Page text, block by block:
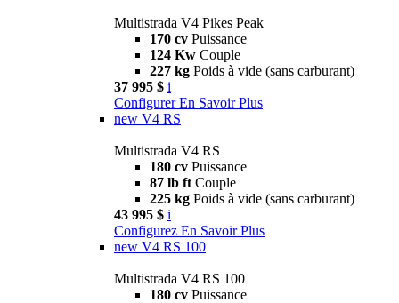
Multistrada V4 Pikes Peak
170 cv Puissance
124 Kw Couple
227 kg Poids à vide (sans carburant)
37 995 $ i
Configurer En Savoir Plus
new V4 RS
Multistrada V4 RS
180 cv Puissance
87 lb ft Couple
225 kg Poids à vide (sans carburant)
43 995 $ i
Configurez En Savoir Plus
new V4 RS 100
Multistrada V4 RS 100
180 cv Puissance